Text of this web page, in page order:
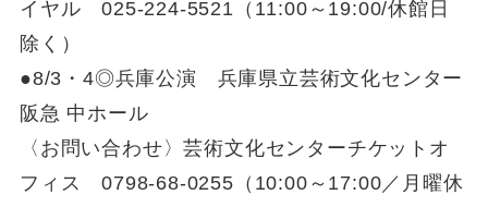
イヤル 025-224-5521（11:00～19:00/休館日
除く）
●8/3・4◎兵庫公演 兵庫県立芸術文化センター
阪急 中ホール
〈お問い合わせ〉芸術文化センターチケットオ
フィス 0798-68-0255（10:00～17:00／月曜休